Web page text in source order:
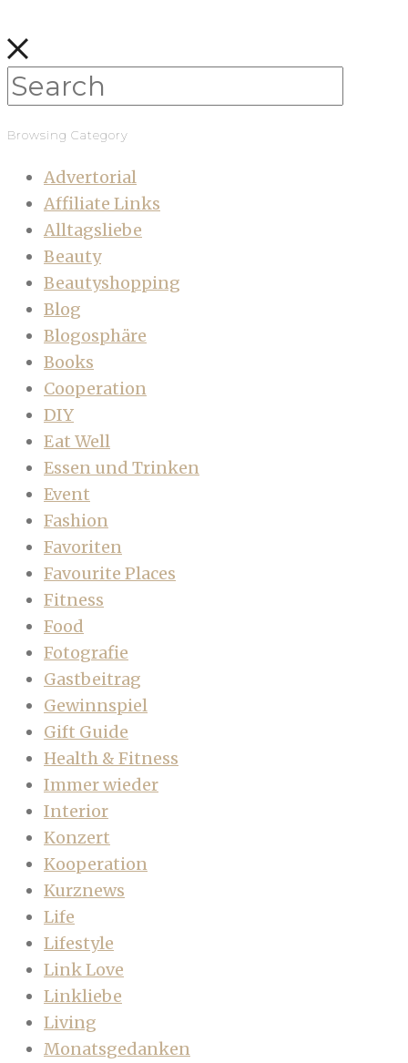
Browsing Category
Advertorial
Affiliate Links
Alltagsliebe
Beauty
Beautyshopping
Blog
Blogosphäre
Books
Cooperation
DIY
Eat Well
Essen und Trinken
Event
Fashion
Favoriten
Favourite Places
Fitness
Food
Fotografie
Gastbeitrag
Gewinnspiel
Gift Guide
Health & Fitness
Immer wieder
Interior
Konzert
Kooperation
Kurznews
Life
Lifestyle
Link Love
Linkliebe
Living
Monatsgedanken